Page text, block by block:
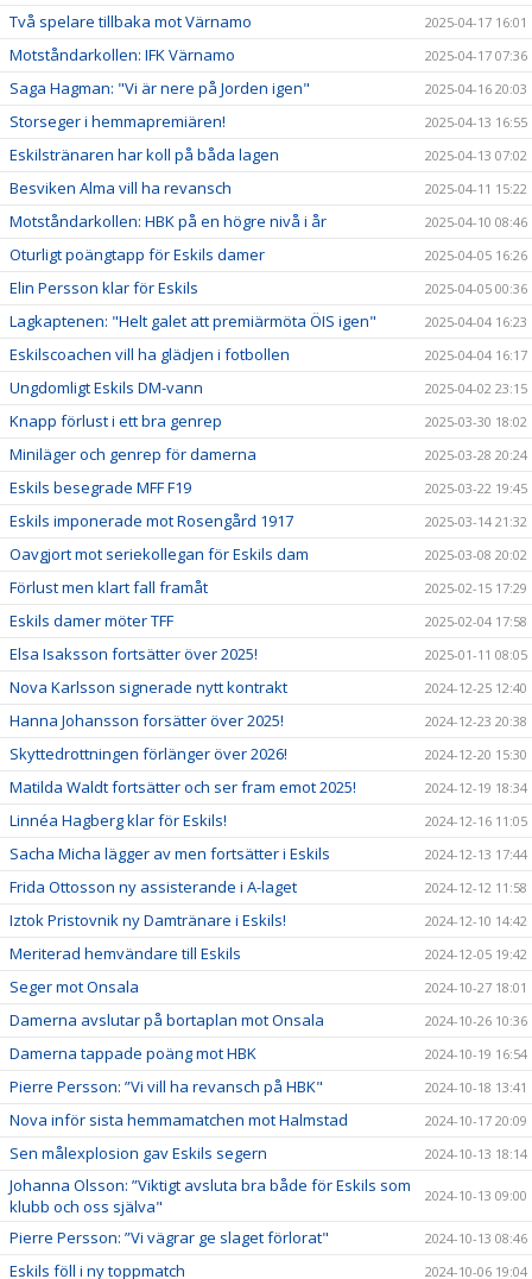
Två spelare tillbaka mot Värnamo 2025-04-17 16:01
Motståndarkollen: IFK Värnamo 2025-04-17 07:36
Saga Hagman: "Vi är nere på Jorden igen" 2025-04-16 20:03
Storseger i hemmapremiären! 2025-04-13 16:55
Eskilstränaren har koll på båda lagen 2025-04-13 07:02
Besviken Alma vill ha revansch 2025-04-11 15:22
Motståndarkollen: HBK på en högre nivå i år 2025-04-10 08:46
Oturligt poängtapp för Eskils damer 2025-04-05 16:26
Elin Persson klar för Eskils 2025-04-05 00:36
Lagkaptenen: "Helt galet att premiärmöta ÖIS igen" 2025-04-04 16:23
Eskilscoachen vill ha glädjen i fotbollen 2025-04-04 16:17
Ungdomligt Eskils DM-vann 2025-04-02 23:15
Knapp förlust i ett bra genrep 2025-03-30 18:02
Miniläger och genrep för damerna 2025-03-28 20:24
Eskils besegrade MFF F19 2025-03-22 19:45
Eskils imponerade mot Rosengård 1917 2025-03-14 21:32
Oavgjort mot seriekollegan för Eskils dam 2025-03-08 20:02
Förlust men klart fall framåt 2025-02-15 17:29
Eskils damer möter TFF 2025-02-04 17:58
Elsa Isaksson fortsätter över 2025! 2025-01-11 08:05
Nova Karlsson signerade nytt kontrakt 2024-12-25 12:40
Hanna Johansson forsätter över 2025! 2024-12-23 20:38
Skyttedrottningen förlänger över 2026! 2024-12-20 15:30
Matilda Waldt fortsätter och ser fram emot 2025! 2024-12-19 18:34
Linnéa Hagberg klar för Eskils! 2024-12-16 11:05
Sacha Micha lägger av men fortsätter i Eskils 2024-12-13 17:44
Frida Ottosson ny assisterande i A-laget 2024-12-12 11:58
Iztok Pristovnik ny Damtränare i Eskils! 2024-12-10 14:42
Meriterad hemvändare till Eskils 2024-12-05 19:42
Seger mot Onsala 2024-10-27 18:01
Damerna avslutar på bortaplan mot Onsala 2024-10-26 10:36
Damerna tappade poäng mot HBK 2024-10-19 16:54
Pierre Persson: ”Vi vill ha revansch på HBK" 2024-10-18 13:41
Nova inför sista hemmamatchen mot Halmstad 2024-10-17 20:09
Sen målexplosion gav Eskils segern 2024-10-13 18:14
Johanna Olsson: ”Viktigt avsluta bra både för Eskils som
klubb och oss själva"
2024-10-13 09:00
Pierre Persson: ”Vi vägrar ge slaget förlorat" 2024-10-13 08:46
Eskils föll i ny toppmatch 2024-10-06 19:04